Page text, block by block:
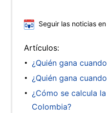
Seguir las noticias
Artículos:
¿Quién gana
¿Quién gana
¿Cómo se calcula
Colombia?